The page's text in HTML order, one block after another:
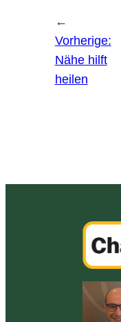
←
Vorherige:
Nähe hilft
heilen